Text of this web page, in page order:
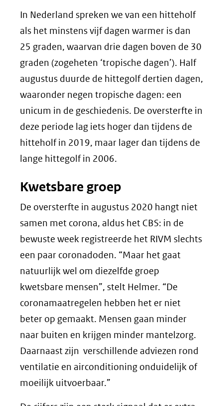
In Nederland spreken we van een hitteholf
als het minstens vijf dagen warmer is dan
25 graden, waarvan drie dagen boven de 30
graden (zogeheten ‘tropische dagen’). Half
augustus duurde de hittegolf dertien dagen,
waaronder negen tropische dagen: een
unicum in de geschiedenis. De oversterfte in
deze periode lag iets hoger dan tijdens de
hitteholf in 2019, maar lager dan tijdens de
lange hittegolf in 2006.
Kwetsbare groep
De oversterfte in augustus 2020 hangt niet
samen met corona, aldus het CBS: in de
bewuste week registreerde het RIVM slechts
een paar coronadoden. “Maar het gaat
natuurlijk wel om diezelfde groep
kwetsbare mensen”, stelt Helmer. “De
coronamaatregelen hebben het er niet
beter op gemaakt. Mensen gaan minder
naar buiten en krijgen minder mantelzorg.
Daarnaast zijn verschillende adviezen rond
ventilatie en airconditioning onduidelijk of
moeilijk uitvoerbaar.”